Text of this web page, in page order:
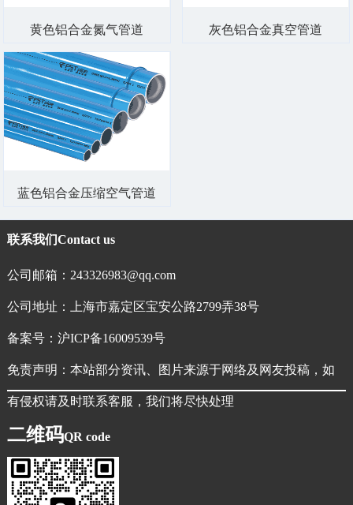
黄色铝合金氮气管道 灰色铝合金真空管道
蓝色铝合金压缩空气管道
联系我们Contact us
公司邮箱：243326983@qq.com
公司地址：上海市嘉定区宝安公路2799弄38号
备案号： 沪ICP备16009539号
免责声明：本站部分资讯、图片来源于网络及网友投稿，如
有侵权请及时联系客服，我们将尽快处理
二维码QR code